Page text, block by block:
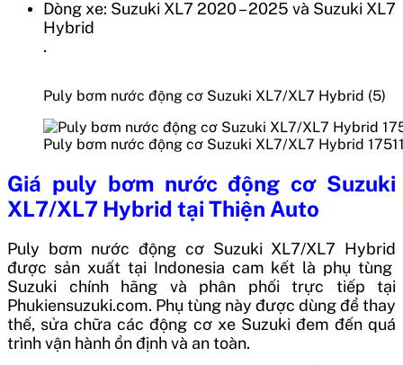
Dòng xe: Suzuki XL7 2020 – 2025 và Suzuki XL7
Hybrid
.
Puly bơm nước động cơ Suzuki XL7/XL7 Hybrid (5)
Puly bơm nước động cơ Suzuki XL7/XL7 Hybrid
Giá puly bơm nước động cơ Suzuki
XL7/XL7 Hybrid tại Thiện Auto
Puly bơm nước động cơ Suzuki XL7/XL7 Hybrid
được sản xuất tại Indonesia cam kết là phụ tùng
Suzuki chính hãng và phân phối trực tiếp tại
Phukiensuzuki.com. Phụ tùng này được dùng để thay
thế, sửa chữa các động cơ xe Suzuki đem đến quá
trình vận hành ổn định và an toàn.